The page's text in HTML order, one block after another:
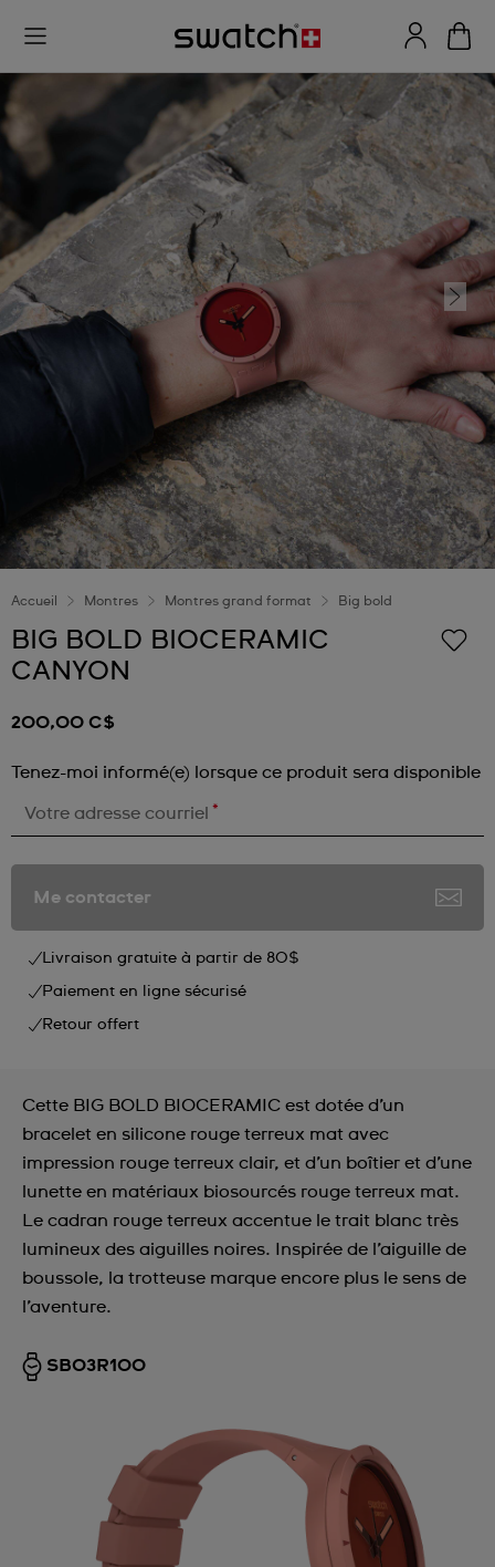
Accueil Montres Montres grand format Big bold
BIG BOLD BIOCERAMIC
CANYON
200,00 C$
Tenez-moi informé(e) lorsque ce produit sera disponible
Votre adresse courriel *
Me contacter
Livraison gratuite à partir de 80$
Paiement en ligne sécurisé
Retour offert
Cette BIG BOLD BIOCERAMIC est dotée d’un
bracelet en silicone rouge terreux mat avec
impression rouge terreux clair, et d’un boîtier et d’une
lunette en matériaux biosourcés rouge terreux mat.
Le cadran rouge terreux accentue le trait blanc très
lumineux des aiguilles noires. Inspirée de l’aiguille de
boussole, la trotteuse marque encore plus le sens de
l’aventure.
SB03R100